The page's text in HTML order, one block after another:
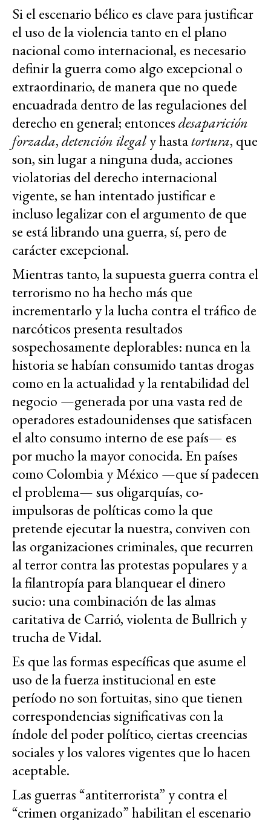
Si el escenario bélico es clave para justificar
el uso de la violencia tanto en el plano
nacional como internacional, es necesario
definir la guerra como algo excepcional o
extraordinario, de manera que no quede
encuadrada dentro de las regulaciones del
derecho en general; entoncesdesaparición
forzada,detención ilegaly hastatortura, que
son, sin lugar a ninguna duda, acciones
violatorias del derecho internacional
vigente, se han intentado justificar e
incluso legalizar con el argumento de que
se está librando una guerra, sí, pero de
carácter excepcional.
Mientras tanto, la supuesta guerra contra el
terrorismo no ha hecho más que
incrementarlo y la lucha contra el tráfico de
narcóticos presenta resultados
sospechosamente deplorables: nunca en la
historia se habían consumido tantas drogas
como en la actualidad y la rentabilidad del
negocio —generada por una vasta red de
operadores estadounidenses que satisfacen
el alto consumo interno de ese país— es
por mucho la mayor conocida. En países
como Colombia y México —que sí padecen
el problema— sus oligarquías, co-
impulsoras de políticas como la que
pretende ejecutar la nuestra, conviven con
las organizaciones criminales, que recurren
al terror contra las protestas populares y a
la filantropía para blanquear el dinero
sucio: una combinación de las almas
caritativa de Carrió, violenta de Bullrich y
trucha de Vidal.
Es que las formas específicas que asume el
uso de la fuerza institucional en este
período no son fortuitas, sino que tienen
correspondencias significativas con la
índole del poder político, ciertas creencias
sociales y los valores vigentes que lo hacen
aceptable.
Las guerras “antiterrorista” y contra el
“crimen organizado” habilitan el escenario